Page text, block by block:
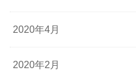
2020年4月
2020年2月